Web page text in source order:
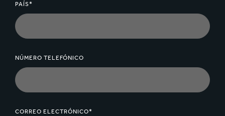
PAÍS*
NÚMERO TELEFÓNICO
CORREO ELECTRÓNICO*